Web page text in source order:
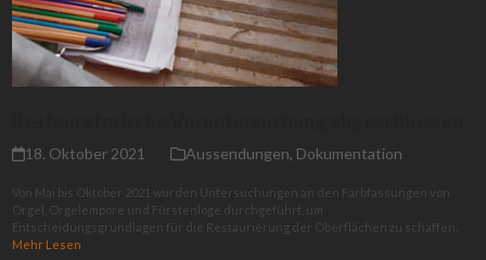
18. Oktober 2021 Aussendungen, Dokumentation
Von Mai bis Oktober 2021 wurden Untersuchungen an den Farbfassungen von
Orgel, Orgelempore und Fürstenloge durchgeführt, um
Entscheidungsgrundlagen für die Restaurierung der Oberflächen zu schaffen.
Mehr Lesen